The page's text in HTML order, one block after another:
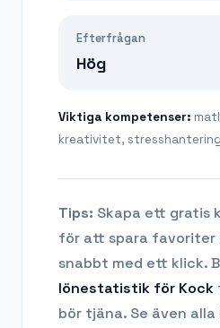
Efterfrågan
Hög
Viktiga kompetenser:
kreativitet, stresshantering
Tips: Skapa ett gratis
för att spara favoriter
snabbt med ett klick.
lönestatistik för Kock
bör tjäna. Se även alla